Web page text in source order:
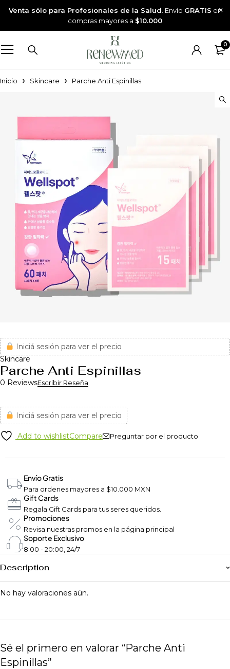
Venta sólo para Profesionales de la Salud . Envío GRATIS en
compras mayores a $10.000
0
Inicio Skincare Parche Anti Espinillas
Iniciá sesión para ver el precio
Skincare
Parche Anti Espinillas
0 ReviewsEscribir Reseña
Iniciá sesión para ver el precio
Add to wishlistCompare Preguntar por el producto
Envío Gratis
Para ordenes mayores a $10.000 MXN
Gift Cards
Regala Gift Cards para tus seres queridos.
Promociones
Revisa nuestras promos en la página principal
Soporte Exclusivo
8:00 - 20:00, 24/7
Description
No hay valoraciones aún.
Sé el primero en valorar “Parche Anti
Espinillas”